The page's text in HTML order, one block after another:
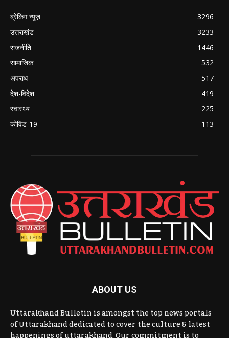
ब्रेकिंग न्यूज़
3296
उत्तराखंड
3233
राजनीति
1446
सामाजिक
532
अपराध
517
देश-विदेश
419
स्वास्थ्य
225
कोविड-19
113
ABOUT US
Uttarakhand Bulletin is amongst the top news portals
of Uttarakhand dedicated to cover the culture & latest